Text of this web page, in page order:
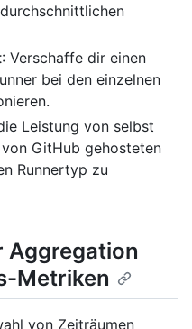
: Verschaffe dir einen
bei den einzelnen
Leistung von selbst
GitHub gehosteten
Runnertyp zu
Aggregation
Metriken
von Zeiträumen